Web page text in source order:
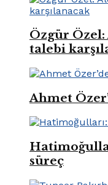
Özgür
talebi
Ahmet
süreç